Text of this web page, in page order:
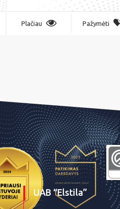
Plačiau Pažymėti
UAB “Elstila”